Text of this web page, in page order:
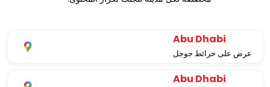
Abu Dhabi
عرض على خرائط جوجل
Abu Dhabi